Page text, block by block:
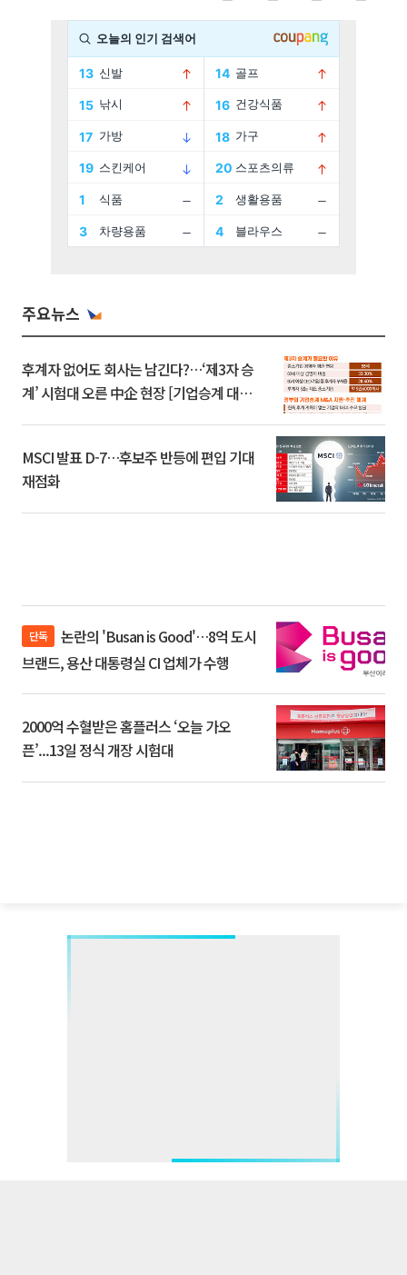
주요뉴스
후계자 없어도 회사는 남긴다?…‘제3자 승
계’ 시험대 오른 中企 현장 [기업승계 대전
MSCI 발표 D-7…후보주 반등에 편입 기대
재점화
단독
브랜드, 용산 대통령실 CI 업체가 수행
2000억 수혈받은 홈플러스 ‘오늘 가오
픈’...13일 정식 개장 시험대